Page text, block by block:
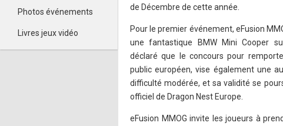
Youtube
Photos événements
Livres jeux vidéo
de Décembre de cette année.
Pour le premier événement, eFusion
une fantastique BMW Mini Cooper
déclaré que le concours pour
public européen, vise également une
difficulté modérée, et sa validité se
officiel de Dragon Nest Europe.
eFusion MMOG invite les joueurs à